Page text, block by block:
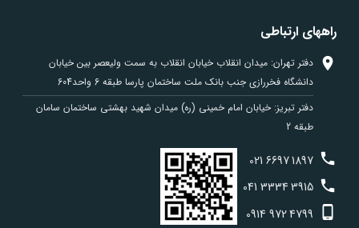
راههای ارتباطی
دفتر تهران: میدان انقلاب خیابان انقلاب به سمت ولیعصر بین خیابان
دانشگاه فخررازی جنب بانک ملت ساختمان پارسا طبقه 6 واحد604
دفتر تبریز: خیابان امام خمینی (ره) میدان شهید بهشتی ساختمان سامان
طبقه 2
021 66971897
041 33343915
0914 9724799